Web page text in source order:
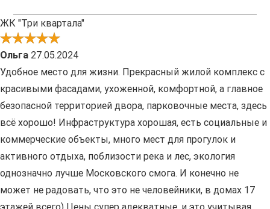
ЖК "Три квартала"
Ольга 27.05.2024
Удобное место для жизни. Прекрасный жилой комплекс с
красивыми фасадами, ухоженной, комфортной, а главное
безопасной территорией двора, парковочные места, здесь
всё хорошо! Инфраструктура хорошая, есть социальные и
коммерческие объекты, много мест для прогулок и
активного отдыха, поблизости река и лес, экология
однозначно лучше Московского смога. И конечно не
может не радовать, что это не человейники, в домах 17